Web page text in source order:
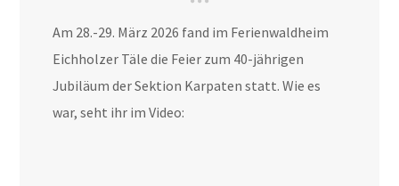
Am 28.-29. März 2026 fand im Ferienwaldheim
Eichholzer Täle die Feier zum 40-jährigen
Jubiläum der Sektion Karpaten statt. Wie es
war, seht ihr im Video: